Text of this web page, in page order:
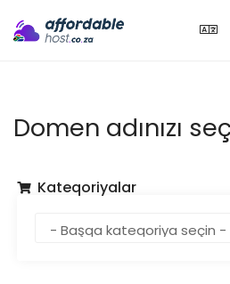
Domen adınızı
Kateqoriyalar